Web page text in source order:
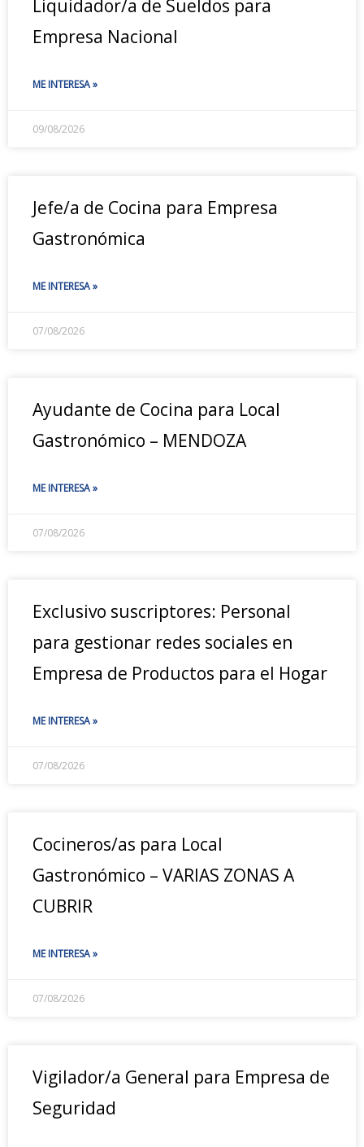
Liquidador/a de Sueldos para
Empresa Nacional
ME INTERESA »
09/08/2026
Jefe/a de Cocina para Empresa
Gastronómica
ME INTERESA »
07/08/2026
Ayudante de Cocina para Local
Gastronómico – MENDOZA
ME INTERESA »
07/08/2026
Exclusivo suscriptores: Personal
para gestionar redes sociales en
Empresa de Productos para el Hogar
ME INTERESA »
07/08/2026
Cocineros/as para Local
Gastronómico – VARIAS ZONAS A
CUBRIR
ME INTERESA »
07/08/2026
Vigilador/a General para Empresa de
Seguridad